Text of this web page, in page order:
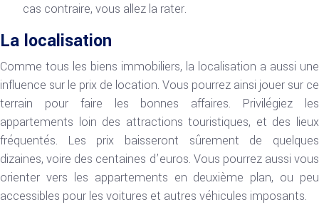
cas contraire, vous allez la rater.
La localisation
Comme tous les biens immobiliers, la localisation a aussi une
influence sur le prix de location. Vous pourrez ainsi jouer sur ce
terrain pour faire les bonnes affaires. Privilégiez les
appartements loin des attractions touristiques, et des lieux
fréquentés. Les prix baisseront sûrement de quelques
dizaines, voire des centaines d’euros. Vous pourrez aussi vous
orienter vers les appartements en deuxième plan, ou peu
accessibles pour les voitures et autres véhicules imposants.